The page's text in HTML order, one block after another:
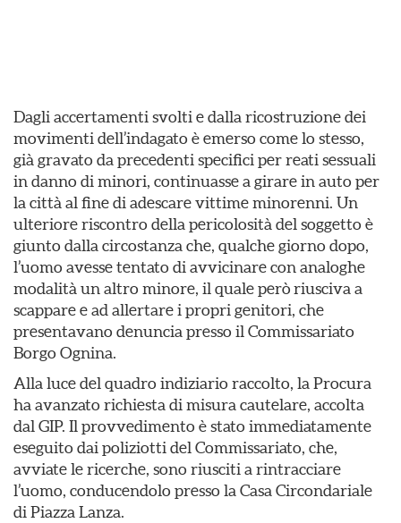
Dagli accertamenti svolti e dalla ricostruzione dei
movimenti dell’indagato è emerso come lo stesso,
già gravato da precedenti specifici per reati sessuali
in danno di minori, continuasse a girare in auto per
la città al fine di adescare vittime minorenni. Un
ulteriore riscontro della pericolosità del soggetto è
giunto dalla circostanza che, qualche giorno dopo,
l’uomo avesse tentato di avvicinare con analoghe
modalità un altro minore, il quale però riusciva a
scappare e ad allertare i propri genitori, che
presentavano denuncia presso il Commissariato
Borgo Ognina.
Alla luce del quadro indiziario raccolto, la Procura
ha avanzato richiesta di misura cautelare, accolta
dal GIP. Il provvedimento è stato immediatamente
eseguito dai poliziotti del Commissariato, che,
avviate le ricerche, sono riusciti a rintracciare
l’uomo, conducendolo presso la Casa Circondariale
di Piazza Lanza.